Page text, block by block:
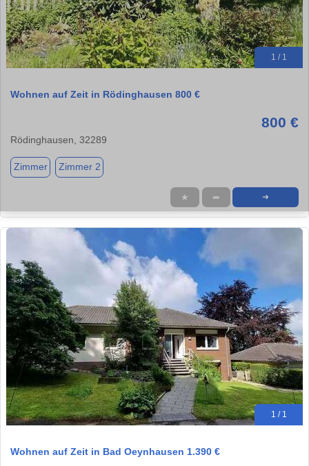
1 / 1
Wohnen auf Zeit in Rödinghausen 800 €
800 €
Rödinghausen, 32289
Zimmer Zimmer 2
★ ➦ ➜
1 / 1
Wohnen auf Zeit in Bad Oeynhausen 1.390 €